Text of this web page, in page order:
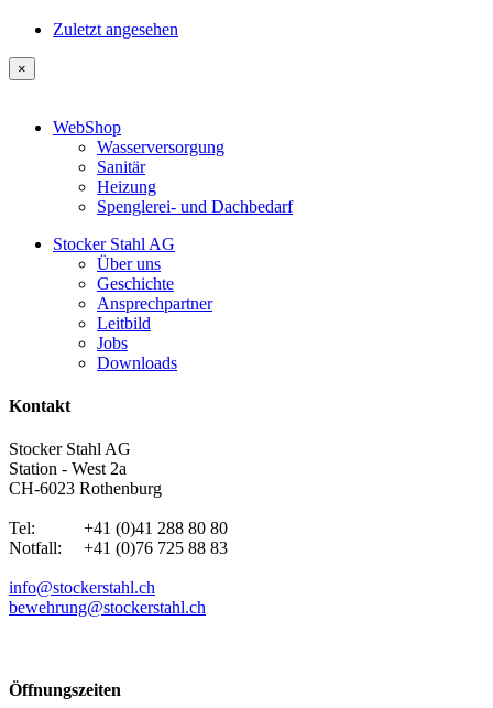
Zuletzt angesehen
×
WebShop
Wasserversorgung
Sanitär
Heizung
Spenglerei- und Dachbedarf
Stocker Stahl AG
Über uns
Geschichte
Ansprechpartner
Leitbild
Jobs
Downloads
Kontakt
Stocker Stahl AG
Station - West 2a
CH-6023 Rothenburg
Tel: +41 (0)41 288 80 80
Notfall: +41 (0)76 725 88 83
info@stockerstahl.ch
bewehrung@stockerstahl.ch
Öffnungszeiten